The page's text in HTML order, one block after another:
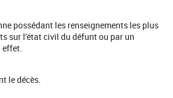
possédant les renseignements les plus
sur l'état civil du défunt ou par un
le décès.